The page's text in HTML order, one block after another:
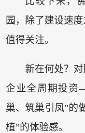
园，除了建设速
值得关注。
新在何处？
企业全周期投
巢、筑巢引凤”的
植”的体验感。